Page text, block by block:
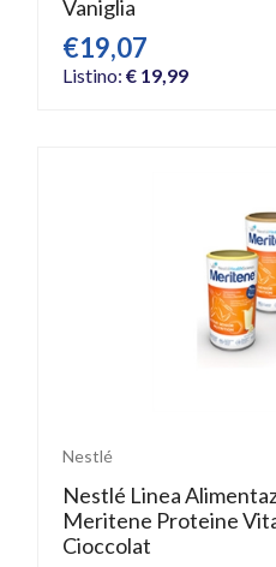
Vaniglia
€19,07
Listino: € 19,99
Nestlé
Nestlé Linea
Meritene Proteine
Cioccolat